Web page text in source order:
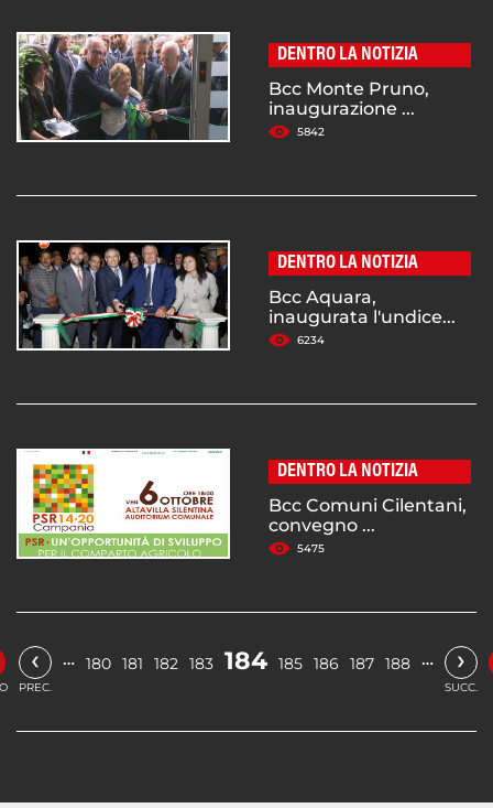
DENTRO LA NOTIZIA
Bcc Monte Pruno,
inaugurazione ...
5842
DENTRO LA NOTIZIA
Bcc Aquara,
inaugurata l'undice...
6234
DENTRO LA NOTIZIA
Bcc Comuni Cilentani,
convegno ...
5475
‹
PREC.
… 180 181 182 183 184 185 186 187 188 … ›
SUCC.